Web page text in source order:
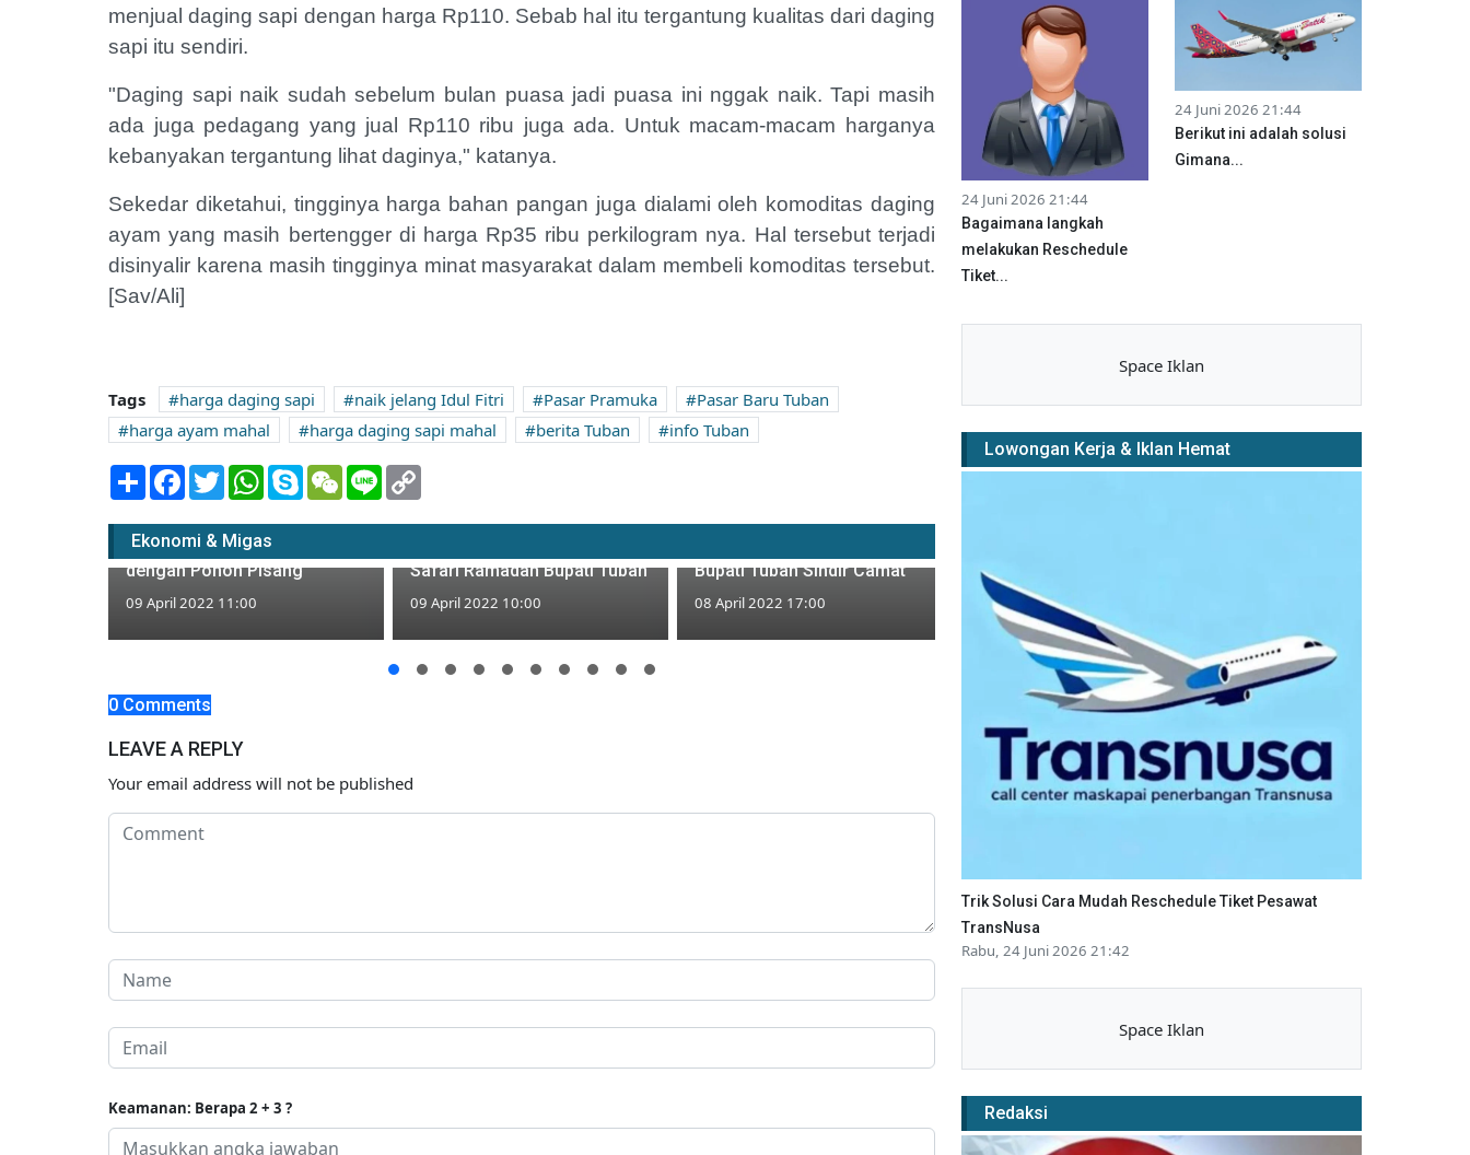
menjual daging sapi dengan harga Rp110. Sebab hal itu tergantung kualitas dari daging
sapi itu sendiri.
"Daging sapi naik sudah sebelum bulan puasa jadi puasa ini nggak naik. Tapi masih
ada juga pedagang yang jual Rp110 ribu juga ada. Untuk macam-macam harganya
kebanyakan tergantung lihat daginya," katanya.
Sekedar diketahui, tingginya harga bahan pangan juga dialami oleh komoditas daging
ayam yang masih bertengger di harga Rp35 ribu perkilogram nya. Hal tersebut terjadi
disinyalir karena masih tingginya minat masyarakat dalam membeli komoditas tersebut.
[Sav/Ali]
Tags harga daging sapi naik jelang Idul Fitri Pasar Pramuka
Pasar Baru Tuban
harga ayam mahal
harga daging sapi mahal berita Tuban
info Tuban
Share Facebook
TwitterWhatsApp
SkypeWeChatLine
Ekonomi & Migas
Tuban Tanami Jalan Rusak
dengan Pohon Pisang
09 April 2022 11:00
Safari Ramadan Bupati Tuban
09 April 2022 10:00
Bupati Tuban Sindir Camat
08 April 2022 17:00
0 Comments
LEAVE A REPLY
Your email address will not be published
Keamanan: Berapa 2 + 3 ?
24 Juni 2026 21:44
Bagaimana langkah
melakukan Reschedule
Tiket...
24 Juni 2026 21:44
Berikut ini adalah solusi
Gimana...
Space Iklan
Lowongan Kerja & Iklan Hemat
Trik Solusi Cara Mudah Reschedule Tiket Pesawat
TransNusa
Rabu, 24 Juni 2026 21:42
Space Iklan
Redaksi